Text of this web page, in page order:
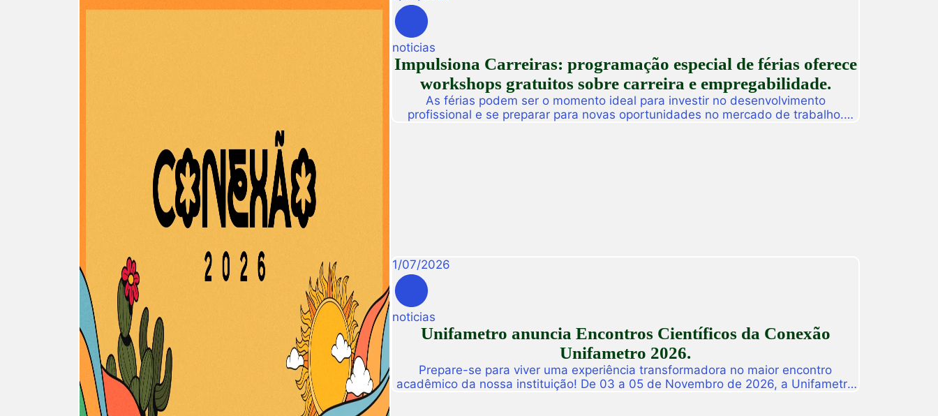
noticias
Impulsiona Carreiras: programação especial de férias oferece
workshops gratuitos sobre carreira e empregabilidade.
As férias podem ser o momento ideal para investir no desenvolvimento
profissional e se preparar para novas oportunidades no mercado de trabalho.
1/07/2026
noticias
Unifametro anuncia Encontros Científicos da Conexão
Unifametro 2026.
Prepare-se para viver uma experiência transformadora no maior encontro
acadêmico da nossa instituição! De 03 a 05 de Novembro de 2026, a Unifametro